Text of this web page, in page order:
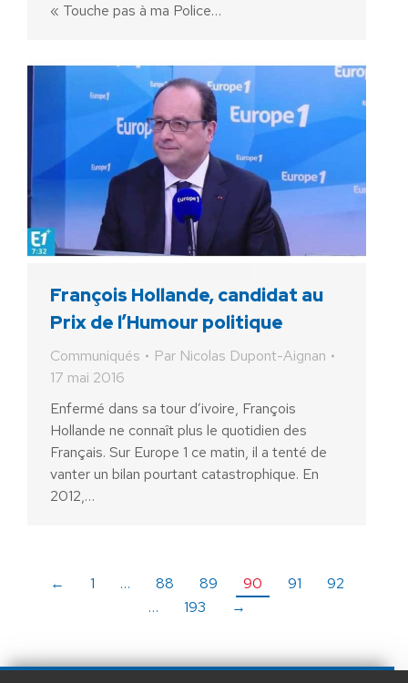
« Touche pas à ma Police…
François Hollande, candidat au
Prix de l’Humour politique
Communiqués Par Nicolas Dupont-Aignan
17 mai 2016
Enfermé dans sa tour d’ivoire, François
Hollande ne connaît plus le quotidien des
Français. Sur Europe 1 ce matin, il a tenté de
vanter un bilan pourtant catastrophique. En
2012,…
← 1 … 88 89 90 91
92
…
193 →
LIBÉRER LA FRANCE